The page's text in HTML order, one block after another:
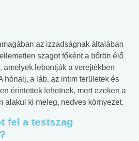
az izzadságnak általában
szagot főként a bőrön élő
amelyek lebontják a verejtékben
hónalj, a láb, az intim területek és
érintettek lehetnek, mert ezeken a
alakul ki meleg, nedves környezet.
fel a testszag